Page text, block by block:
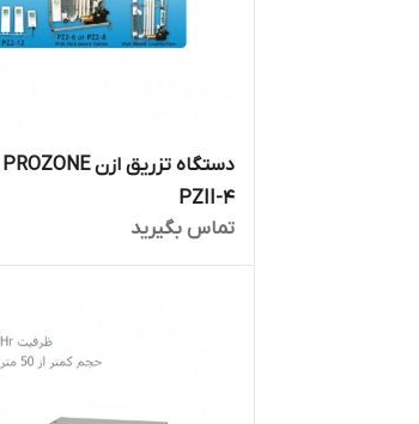
PZII-4
تماس بگیرید